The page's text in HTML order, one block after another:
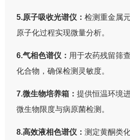
5.原子吸收光谱仪：检测重金属
原子化过程实现微量分析。
6.气相色谱仪： 用于农药残留筛
化合物，确保检测灵敏度。
7.微生物培养箱：提供恒温环境
微生物限度与病原菌检测。
8.高效液相色谱仪：测定黄酮类